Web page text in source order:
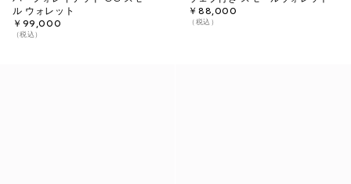
ル ウォレット
￥99,000
（税込）
￥88,000
（税込）